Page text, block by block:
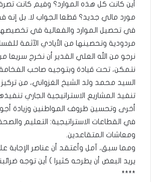
أين كانت كل هذه الموارد؟ وفيم كانت
مورد مالي جديد؟ قطعا الجواب لا. بل إنه
في تحصيل الموارد والفعالية في تخصيصها
مردودية وتحصينها من الأيادي الآثمة
نرجو من الله العلي القدير أن نخرج سريعا
نتمكن، تحت قيادة وبتوجيه صاحب
السيد محمد ولد الشيخ الغزواني، من
تنفيذ المشاريع الاستراتيجية الجاري
أخرى وتحسين ظروف المواطنين وزيادة
في القطاعات الاستراتيجية: التعليم
ومعاشات المتقاعدين.
ومما سبق، آمل وأعتقد أن عناصر الإجابة
يريد البعض أن يطرحه كثيرا ) أين توجه
****